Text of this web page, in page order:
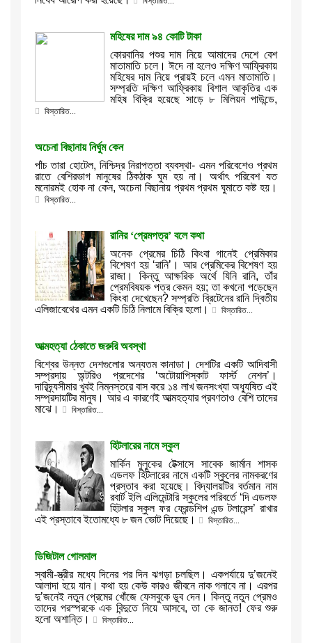
মহিষের দাম ৯৪ কোটি টাকা
কোরবানির পশুর দাম নিয়ে আমাদের দেশে বেশ
মাতামাতি চলে। ঈদে না হলেও দক্ষিণ আফ্রিকায়
মহিষের দাম নিয়ে প্রায়ই চলে এমন মাতামাতি।
সম্প্রতি দক্ষিণ আফ্রিকায় বিশাল আকৃতির এক
মহিষ বিক্রি হয়েছে সাড়ে ৮ মিলিয়ন পাউন্ডে,
বিস্তারিত...
অচেনা বিছানায় নির্ঘুম কেন
পাঁচ তারা হোটেল, নিশ্চিদ্র নিরাপত্তা ব্যবস্থা- এমন পরিবেশেও প্রথম
রাতে বেশিরভাগ মানুষের ঠিকঠাক ঘুম হয় না। অর্থাৎ পরিবেশ যত
মনোরমই হোক না কেন, অচেনা বিছানায় প্রথম প্রথম ঘুমাতে কষ্ট হয়।
বিস্তারিত...
রানির ‘প্রেমপত্র’ বলে কথা
অনেক প্রেমের চিঠি কিংবা গানেই প্রেমিকার
বিশেষণ হয় ‘রানি’। আর প্রেমিকের বিশেষণ হয়
রাজা। কিন্তু আক্ষরিক অর্থে যিনি রানি, তাঁর
প্রেমবিষয়ক পত্র কেমন হয়; তা কখনো পড়েছেন
কিংবা দেখেছেন? সম্প্রতি ব্রিটেনের রানি দ্বিতীয়
এলিজাবেথের এমন একটি চিঠি নিলামে বিক্রি হলো।
বিস্তারিত...
আত্মহত্যা ঠেকাতে জরুরি অবস্থা
বিশ্বের উন্নত দেশগুলোর অন্যতম কানাডা। দেশটির একটি আদিবাসী
সম্প্রদায় অন্টরিও প্রদেশের ‘অটোয়াপিস্কাট ফার্স্ট নেশন’।
দারিদ্র্যসীমার খুবই নিম্নস্তরে বাস করে ১৪ লাখ জনসংখ্যা অধ্যুষিত এই
সম্প্রদায়টির মানুষ। আর এ কারণেই আত্মহত্যার প্রবণতাও বেশি তাদের
মাঝে।
বিস্তারিত...
হিটলারের নামে স্কুল
মার্কিন মুলুকের টেক্সাসে সাবেক জার্মান শাসক
এডলফ হিটলারের নামে একটি স্কুলের নামকরণের
প্রস্তাব করা হয়েছে। বিদ্যালয়টির বর্তমান নাম
রবার্ট ইলি এলিমেন্টারি স্কুলের পরিবর্তে ‘দি এডলফ
হিটলার স্কুল ফর ফ্রেন্ডশিপ এন্ড টলারেন্স’ রাখার
এই প্রস্তাবে ইতোমধ্যে ৮ জন ভোট দিয়েছে।
বিস্তারিত...
ডিজিটাল গোলমাল
স্বামী-স্ত্রীর মধ্যে দিনের পর দিন ঝগড়া চলছিল। একপর্যায়ে দু’জনেই
আলাদা হয়ে যান। কথা হয় কেউ কারও জীবনে নাক গলাবে না। এরপর
দু’জনেই নতুন প্রেমের খোঁজে ফেসবুকে ডুব দেন। কিন্তু নতুন প্রেমও
তাদের পরস্পরকে এক বিন্দুতে নিয়ে আসবে, তা কে জানত! ফের শুরু
হলো অশান্তি।
বিস্তারিত...